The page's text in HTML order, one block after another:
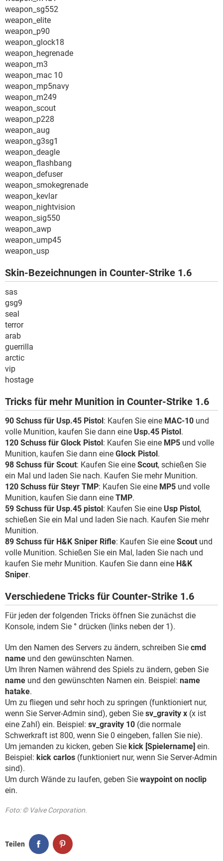
weapon_sg552
weapon_elite
weapon_p90
weapon_glock18
weapon_hegrenade
weapon_m3
weapon_mac 10
weapon_mp5navy
weapon_m249
weapon_scout
weapon_p228
weapon_aug
weapon_g3sg1
weapon_deagle
weapon_flashbang
weapon_defuser
weapon_smokegrenade
weapon_kevlar
weapon_nightvision
weapon_sig550
weapon_awp
weapon_ump45
weapon_usp
Skin-Bezeichnungen in Counter-Strike 1.6
sas
gsg9
seal
terror
arab
guerrilla
arctic
vip
hostage
Tricks für mehr Munition in Counter-Strike 1.6
90 Schuss für Usp.45 Pistol : Kaufen Sie eine MAC-10 und
volle Munition, kaufen Sie dann eine Usp.45 Pistol .
120 Schuss für Glock Pistol : Kaufen Sie eine MP5 und volle
Munition, kaufen Sie dann eine Glock Pistol .
98 Schuss für Scout: Kaufen Sie eine Scout, schießen Sie
ein Mal und laden Sie nach. Kaufen Sie mehr Munition.
120 Schuss für Steyr TMP: Kaufen Sie eine MP5 und volle
Munition, kaufen Sie dann eine TMP.
59 Schuss für Usp.45 pistol : Kaufen Sie eine Usp Pistol ,
schießen Sie ein Mal und laden Sie nach. Kaufen Sie mehr
Munition.
89 Schuss für H&K Sniper Rifle: Kaufen Sie eine Scout und
volle Munition. Schießen Sie ein Mal, laden Sie nach und
kaufen Sie mehr Munition. Kaufen Sie dann eine H&K
Sniper.
Verschiedene Tricks für Counter-Strike 1.6
Für jeden der folgenden Tricks öffnen Sie zunächst die
Konsole, indem Sie ° drücken (links neben der 1).
Um den Namen des Servers zu ändern, schreiben Sie cmd
name und den gewünschten Namen.
Um Ihren Namen während des Spiels zu ändern, geben Sie
name und den gewünschten Namen ein. Beispiel: name
hatake.
Um zu fliegen und sehr hoch zu springen (funktioniert nur,
wenn Sie Server-Admin sind), geben Sie sv_gravity x (x ist
eine Zahl) ein. Beispiel: sv_gravity 10 (die normale
Schwerkraft ist 800, wenn Sie 0 eingeben, fallen Sie nie).
Um jemanden zu kicken, geben Sie kick [Spielername] ein.
Beispiel: kick carlos (funktioniert nur, wenn Sie Server-Admin
sind).
Um durch Wände zu laufen, geben Sie waypoint on noclip
ein.
Foto: © Valve Corporation.
Teilen